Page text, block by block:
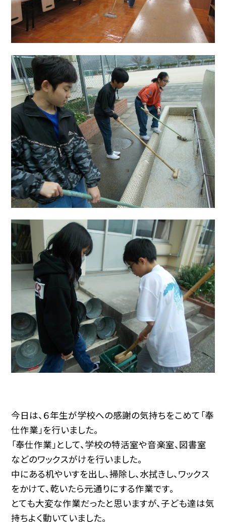
今日は、６年生が学校への感謝の気持ちをこめて「奉
仕作業」を行いました。
「奉仕作業」として、学校の特活室や音楽室、図書室
などのワックスがけを行いました。
中にある机やいすを出し、掃除し、水拭きし、ワックス
をかけて、乾いたら元通りにする作業です。
とても大変な作業だったと思いますが、子ども達は気
持ちよく動いていました。